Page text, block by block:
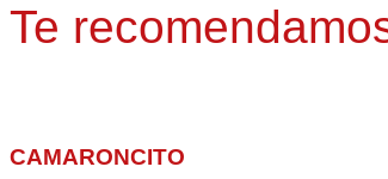
Te
CAMARONCITO